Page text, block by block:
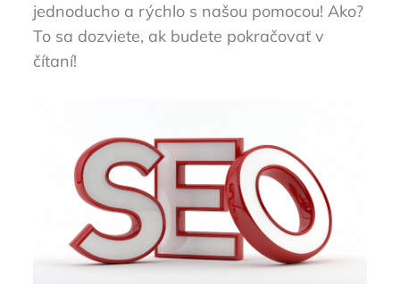
jednoducho a rýchlo s našou pomocou! Ako?
To sa dozviete, ak budete pokračovať v
čítaní!